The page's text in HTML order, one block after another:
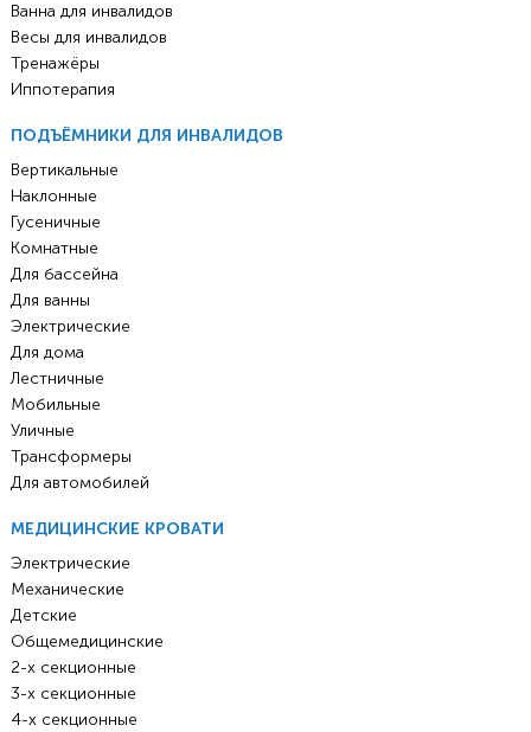
Ванна для инвалидов
Весы для инвалидов
Тренажёры
Иппотерапия
ПОДЪЁМНИКИ ДЛЯ ИНВАЛИДОВ
Вертикальные
Наклонные
Гусеничные
Комнатные
Для бассейна
Для ванны
Электрические
Для дома
Лестничные
Мобильные
Уличные
Трансформеры
Для автомобилей
МЕДИЦИНСКИЕ КРОВАТИ
Электрические
Механические
Детские
Общемедицинские
2-х секционные
3-х секционные
4-х секционные